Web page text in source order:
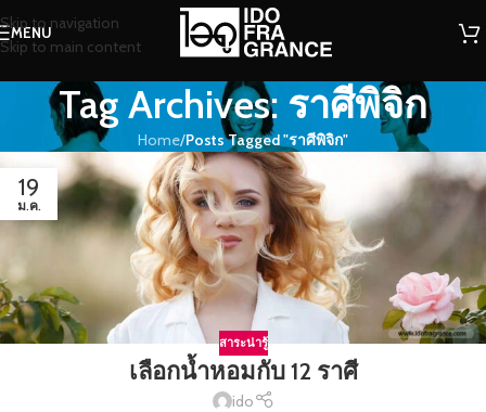
Skip to navigation
Skip to main content
MENU
Tag Archives: ราศีพิจิก
Home/Posts Tagged "ราศีพิจิก"
19
ม.ค.
สาระน่ารู้
เลือกน้ำหอมกับ 12 ราศี
ido